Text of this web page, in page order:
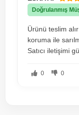
Doğrulanmış
Ürünü teslim
koruma ile
Satıcı iletişimi
0 0